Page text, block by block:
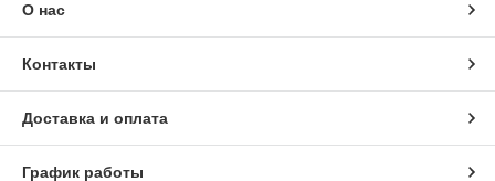
О нас
Контакты
Доставка и оплата
График работы